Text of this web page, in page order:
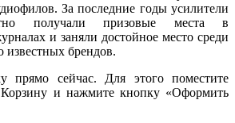
За последние годы усилители
получали призовые места в
и заняли достойное место среди
известных брендов.
прямо сейчас. Для этого поместите
и нажмите кнопку «Оформить